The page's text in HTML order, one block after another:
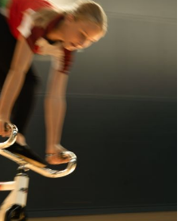
zwei
Winterthur